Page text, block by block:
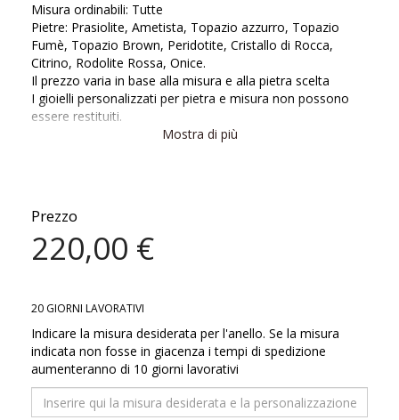
Misura ordinabili: Tutte
Pietre: Prasiolite, Ametista, Topazio azzurro, Topazio
Fumè, Topazio Brown, Peridotite, Cristallo di Rocca,
Citrino, Rodolite Rossa, Onice.
Il prezzo varia in base alla misura e alla pietra scelta
I gioielli personalizzati per pietra e misura non possono
essere restituiti.
pietre naturali, preziose e semi preziose, sono i materiali
che danno vita alle creazioni Maria e Luisa.
Mostra di più
Prezzo
220,00 €
20 GIORNI LAVORATIVI
Indicare la misura desiderata per l'anello. Se la misura
indicata non fosse in giacenza i tempi di spedizione
aumenteranno di 10 giorni lavorativi